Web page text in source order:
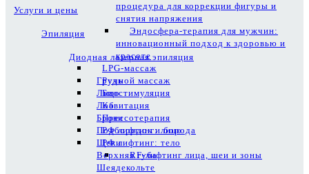
Услуги и цены
Эпиляция
Диодная лазерная эпиляция
Грудь
Лицо
Лоб
Брови
Подбородок и борода
Щеки
Верхняя губа
Шея
процедура для коррекции фигуры и
снятия напряжения
Эндосфера-терапия для мужчин:
инновационный подход к здоровью и
красоте
LPG-массаж
Ручной массаж
Биостимуляция
Кавитация
Прессотерапия
РФ лифтинг: лицо
РФ лифтинг: тело
RF-лифтинг лица, шеи и зоны
декольте